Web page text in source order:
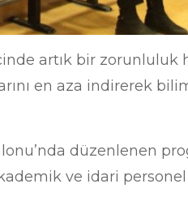
artık bir zorunluluk
en aza indirerek
düzenlenen
ve idari